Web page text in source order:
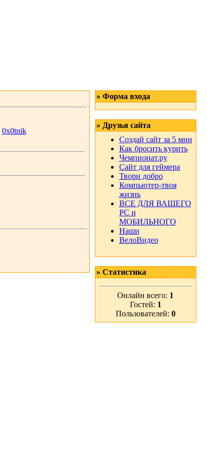
0x0tnik
» Форма входа
» Друзья сайта
Создай сайт за 5 мин
Как бросить курить
Чемпионат.ру
Сайт для геймера
Твори добро
Компьютер-твоя
жизнь
ВСЕ ДЛЯ ВАШЕГО
РС и
МОБИЛЬНОГО
Наши
ВелоВидео
» Статистика
Онлайн всего: 1
Гостей: 1
Пользователей: 0